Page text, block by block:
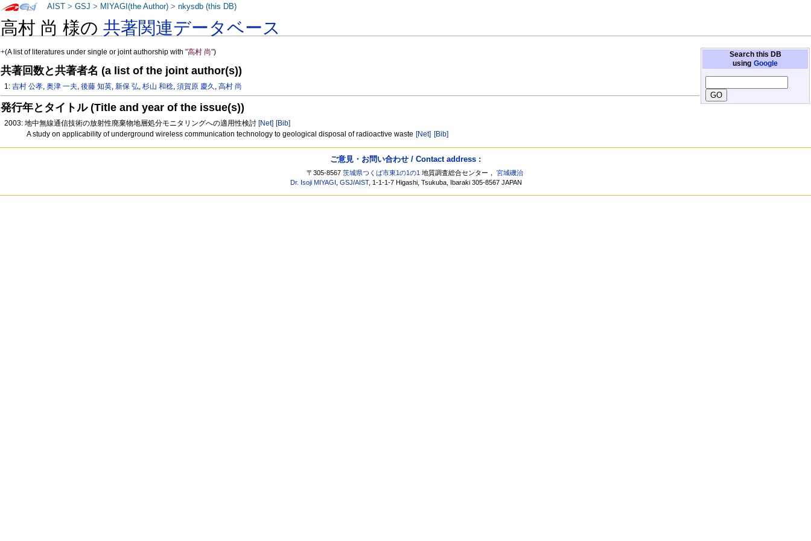
高村 尚 様の共著関連データベース
Search this DB
using Google
+(A list of literatures under single or joint authorship with"高村 尚")
共著回数と共著者名 (a list of the joint author(s))
1:吉村 公孝,奥津 一夫,後藤 知英,新保 弘,杉山 和稔,須賀原 慶久 ,高村 尚
発行年とタイトル (Title and year of the issue(s))
2003: 地中無線通信技術の放射性廃棄物地層処分モニタリングへの適用性検討 [Net] [Bib]
A study on applicability of underground wireless communication technology to geological disposal of radioactive waste [Net] [Bib]
AIST >GSJ > MIYAGI(the Author) >nkysdb (this DB)
ご意見・お問い合わせ / Contact address :
〒305-8567茨城県つくば市東1の1の1 地質調査総合センター，宮城磯治
Dr. Isoji MIYAGI ,GSJ/AIST, 1-1-1-7 Higashi, Tsukuba, Ibaraki 305-8567 JAPAN